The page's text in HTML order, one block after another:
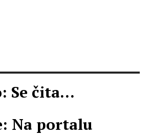
Se čita...
Na portalu